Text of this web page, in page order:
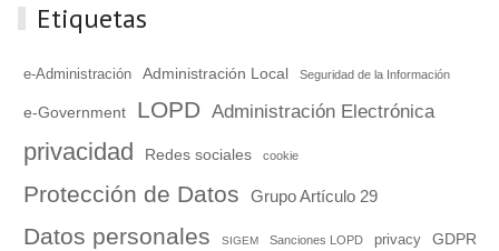
Etiquetas
e-Administración Administración Local Seguridad de la Información
e-Government LOPD Administración Electrónica
privacidad Redes sociales cookie
Protección de Datos Grupo Artículo 29
Datos personales SIGEM Sanciones LOPD privacy GDPR